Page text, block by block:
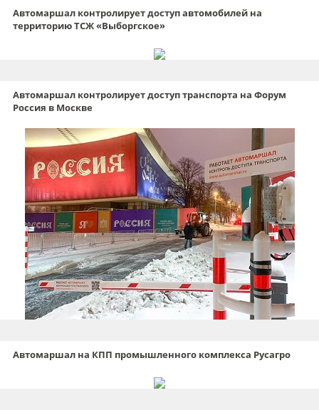
Автомаршал контролирует доступ автомобилей на
территорию ТСЖ «Выборгское»
Автомаршал контролирует доступ транспорта на Форум
Россия в Москве
Автомаршал на КПП промышленного комплекса Русагро